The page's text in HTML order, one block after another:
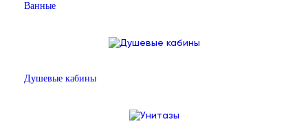
Ванные
Душевые кабины